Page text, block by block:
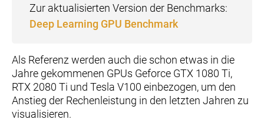
Zur aktualisierten Version der Benchmarks:
Deep Learning GPU Benchmark
Als Referenz werden auch die schon etwas in die
Jahre gekommenen GPUs Geforce GTX 1080 Ti,
RTX 2080 Ti und Tesla V100 einbezogen, um den
Anstieg der Rechenleistung in den letzten Jahren zu
visualisieren.